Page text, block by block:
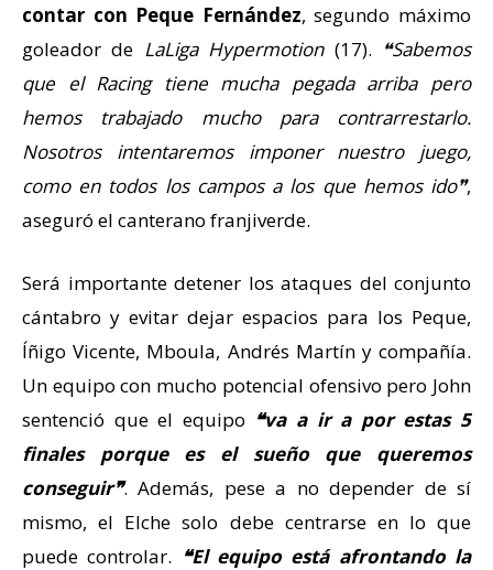
contar con Peque Fernández, segundo máximo
goleador de LaLiga Hypermotion(17). ❝Sabemos
que el Racing tiene mucha pegada arriba pero
hemos trabajado mucho para contrarrestarlo.
Nosotros intentaremos imponer nuestro juego,
como en todos los campos a los que hemos ido❞,
aseguró el canterano franjiverde.
Será importante detener los ataques del conjunto
cántabro y evitar dejar espacios para los Peque,
Íñigo Vicente, Mboula, Andrés Martín y compañía.
Un equipo con mucho potencial ofensivo pero John
sentenció que el equipo ❝va a ir a por estas 5
finales porque es el sueño que queremos
conseguir❞. Además, pese a no depender de sí
mismo, el Elche solo debe centrarse en lo que
puede controlar. ❝El equipo está afrontando la